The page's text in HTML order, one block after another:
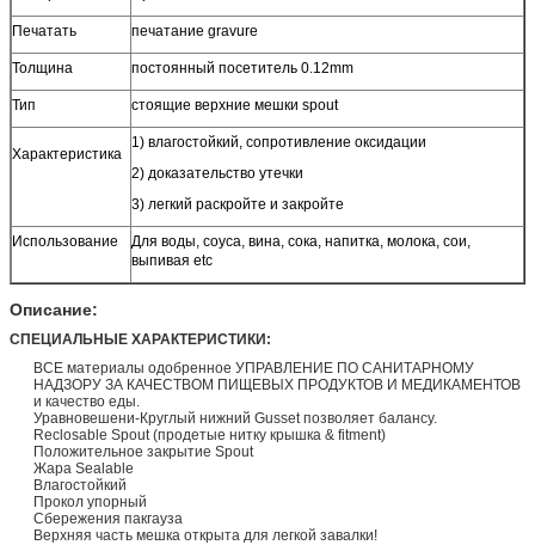
Печатать печатание gravure
Толщина постоянный посетитель 0.12mm
Тип стоящие верхние мешки spout
Характеристика
1) влагостойкий, сопротивление оксидации
2) доказательство утечки
3) легкий раскройте и закройте
Использование
Для воды, соуса, вина, сока, напитка, молока, сои,
выпивая etc
Описание:
СПЕЦИАЛЬНЫЕ ХАРАКТЕРИСТИКИ:
ВСЕ материалы одобренное УПРАВЛЕНИЕ ПО САНИТАРНОМУ
НАДЗОРУ ЗА КАЧЕСТВОМ ПИЩЕВЫХ ПРОДУКТОВ И МЕДИКАМЕНТОВ
и качество еды.
Уравновешени-Круглый нижний Gusset позволяет балансу.
Reclosable Spout (продетые нитку крышка & fitment)
Положительное закрытие Spout
Жара Sealable
Влагостойкий
Прокол упорный
Сбережения пакгауза
Верхняя часть мешка открыта для легкой завалки!